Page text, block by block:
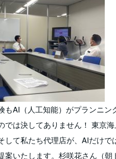
もAI（人工知能）がプランニ
では決してありません！ 東京
して私たち代理店が、AIだけ
案いたします。杉咲花さん（